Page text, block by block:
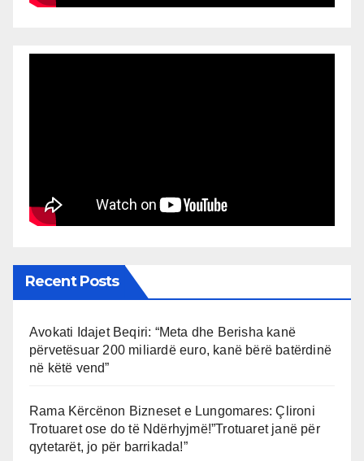
Recent Posts
Avokati Idajet Beqiri: “Meta dhe Berisha kanë
përvetësuar 200 miliardë euro, kanë bërë batërdinë
në këtë vend”
Rama Kërcënon Bizneset e Lungomares: Çlironi
Trotuaret ose do të Ndërhyjmë!”Trotuaret janë për
qytetarët, jo për barrikada!”